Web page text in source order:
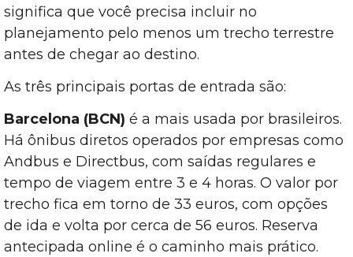
significa que você precisa incluir no
planejamento pelo menos um trecho terrestre
antes de chegar ao destino.
As três principais portas de entrada são:
Barcelona (BCN) é a mais usada por brasileiros.
Há ônibus diretos operados por empresas como
Andbus e Directbus, com saídas regulares e
tempo de viagem entre 3 e 4 horas. O valor por
trecho fica em torno de 33 euros, com opções
de ida e volta por cerca de 56 euros. Reserva
antecipada online é o caminho mais prático.